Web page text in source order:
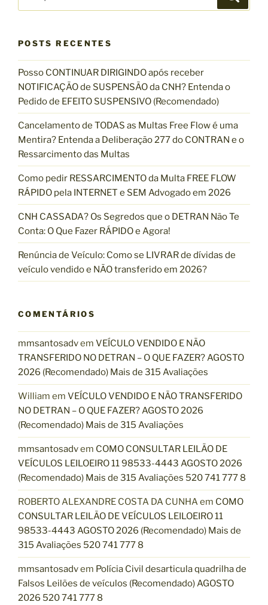
e
o
s
t
p
u
i
s
a
r
s
r
POSTS RECENTES
Posso CONTINUAR DIRIGINDO após receber
NOTIFICAÇÃO de SUSPENSÃO da CNH? Entenda o
Pedido de EFEITO SUSPENSIVO (Recomendado)
Cancelamento de TODAS as Multas Free Flow é uma
Mentira? Entenda a Deliberação 277 do CONTRAN e o
Ressarcimento das Multas
Como pedir RESSARCIMENTO da Multa FREE FLOW
RÁPIDO pela INTERNET e SEM Advogado em 2026
CNH CASSADA? Os Segredos que o DETRAN Não Te
Conta: O Que Fazer RÁPIDO e Agora!
Renúncia de Veículo: Como se LIVRAR de dívidas de
veículo vendido e NÃO transferido em 2026?
COMENTÁRIOS
mmsantosadvem VEÍCULO VENDIDO E NÃO
TRANSFERIDO NO DETRAN – O QUE FAZER? AGOSTO
2026 (Recomendado) Mais de 315 Avaliações
William em VEÍCULO VENDIDO E NÃO TRANSFERIDO
NO DETRAN – O QUE FAZER? AGOSTO 2026
(Recomendado) Mais de 315 Avaliações
mmsantosadvem COMO CONSULTAR LEILÃO DE
VEÍCULOS LEILOEIRO 11 98533-4443 AGOSTO 2026
(Recomendado) Mais de 315 Avaliações 520 741 777 8
ROBERTO ALEXANDRE COSTA DA CUNHAem COMO
CONSULTAR LEILÃO DE VEÍCULOS LEILOEIRO 11
98533-4443 AGOSTO 2026 (Recomendado) Mais de
315 Avaliações 520 741 777 8
mmsantosadvem Polícia Civil desarticula quadrilha de
Falsos Leilões de veículos (Recomendado) AGOSTO
2026 520 741 777 8